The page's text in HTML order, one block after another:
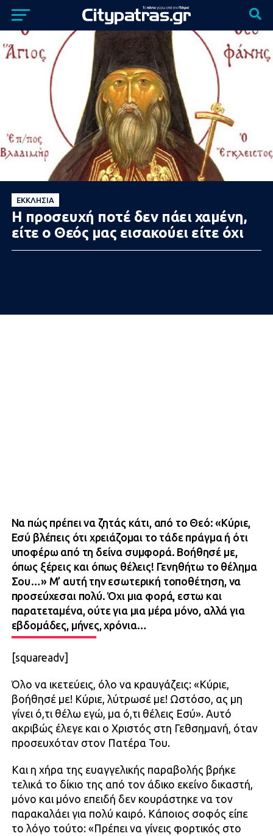
ΕΚΚΛΗΣΊΑ
Η προσευχή ποτέ δεν πάει χαμένη,
είτε ο Θεός μας εισακούει είτε όχι
Να πώς πρέπει να ζητάς κάτι, από το Θεό: «Κύριε,
Εσύ βλέπεις ότι χρειάζομαι το τάδε πράγμα ή ότι
υποφέρω από τη δείνα συμφορά. Βοήθησέ με,
όπως ξέρεις και όπως θέλεις! Γενηθήτω το θέλημα
Σου…» Μ’ αυτή την εσωτερική τοποθέτηση, να
προσεύχεσαι πολύ. Όχι μια φορά, εστω και
παρατεταμένα, ούτε για μια μέρα μόνο, αλλά για
εβδομάδες, μήνες, χρόνια…
[squareadv]
Όλο να ικετεύεις, όλο να κραυγάζεις: «Κύριε,
βοήθησέ με! Κύριε, λύτρωσέ με! Ωστόσο, ας μη
γίνει ό,τι θέλω εγώ, μα ό,τι θέλεις Εσύ». Αυτό
ακριβώς έλεγε και ο Χριστός στη Γεθσημανή, όταν
προσευχόταν στον Πατέρα Του.
Και η χήρα της ευαγγελικής παραβολής βρήκε
τελικά το δίκιο της από τον άδικο εκείνο δικαστή,
μόνο και μόνο επειδή δεν κουράστηκε να τον
παρακαλάει για πολύ καιρό. Κάποιος σοφός είπε
το λόγο τούτο: «Πρέπει να γίνεις φορτικός στο